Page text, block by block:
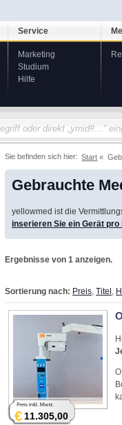
Service
Marketing
Studium
Hilfe
Sie befinden sich hier: Start
Gebrauchte
yellowmed ist die
inserieren Sie ein Gerät
Ergebnisse von 1 anzeigen.
Sortierung nach: Preis Titel
€11.305,00